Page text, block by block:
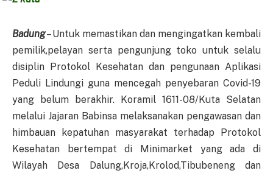
Badung– Untuk memastikan dan mengingatkan kembali
pemilik,pelayan serta pengunjung toko untuk selalu
disiplin Protokol Kesehatan dan pengunaan Aplikasi
Peduli Lindungi guna mencegah penyebaran Covid-19
yang belum berakhir. Koramil 1611-08/Kuta Selatan
melalui Jajaran Babinsa melaksanakan pengawasan dan
himbauan kepatuhan masyarakat terhadap Protokol
Kesehatan bertempat di Minimarket yang ada di
Wilayah Desa Dalung,Kroja,Krolod,Tibubeneng dan